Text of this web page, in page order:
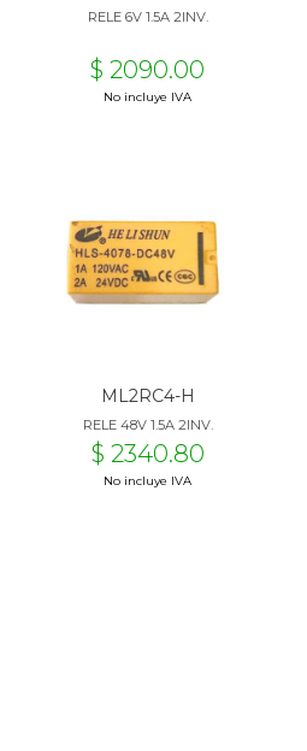
RELE 6V 1.5A 2INV.
$ 2090.00
No incluye IVA
ML2RC4-H
RELE 48V 1.5A 2INV.
$ 2340.80
No incluye IVA